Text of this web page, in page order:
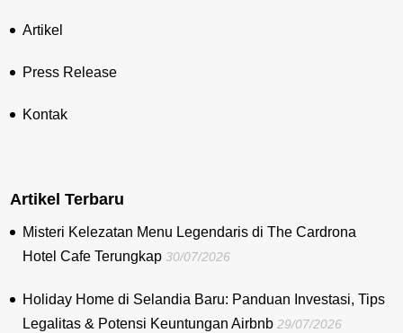
Artikel
Press Release
Kontak
Artikel Terbaru
Misteri Kelezatan Menu Legendaris di The Cardrona
Hotel Cafe Terungkap 30/07/2026
Holiday Home di Selandia Baru: Panduan Investasi, Tips
Legalitas & Potensi Keuntungan Airbnb 29/07/2026